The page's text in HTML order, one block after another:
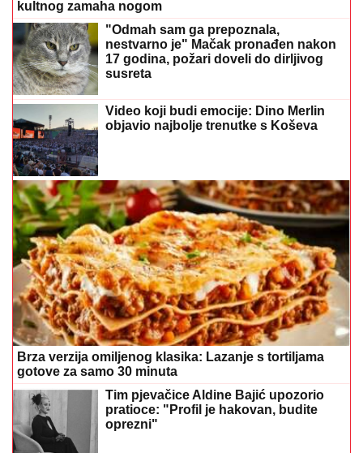
Video koji budi emocije: Dino Merlin
objavio najbolje trenutke s Koševa
Brza verzija omiljenog klasika: Lazanje s tortiljama
gotove za samo 30 minuta
Tim pjevačice Aldine Bajić upozorio
pratioce: "Profil je hakovan, budite
oprezni"
Sedam stvari koje svaka majka želi
reći naglas, ali ih često prešuti